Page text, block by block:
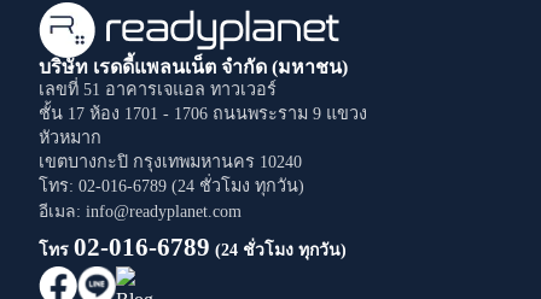
บริษัท เรดดี้แพลนเน็ต จำกัด (มหาชน)
เลขที่ 51 อาคารเจแอล ทาวเวอร์
ชั้น 17 ห้อง 1701 - 1706 ถนนพระราม 9 แขวง
หัวหมาก
เขตบางกะปิ กรุงเทพมหานคร 10240
โทร: 02-016-6789 (24 ชั่วโมง ทุกวัน)
อีเมล: info@readyplanet.com
โทร 02-016-6789 (24 ชั่วโมง ทุกวัน)